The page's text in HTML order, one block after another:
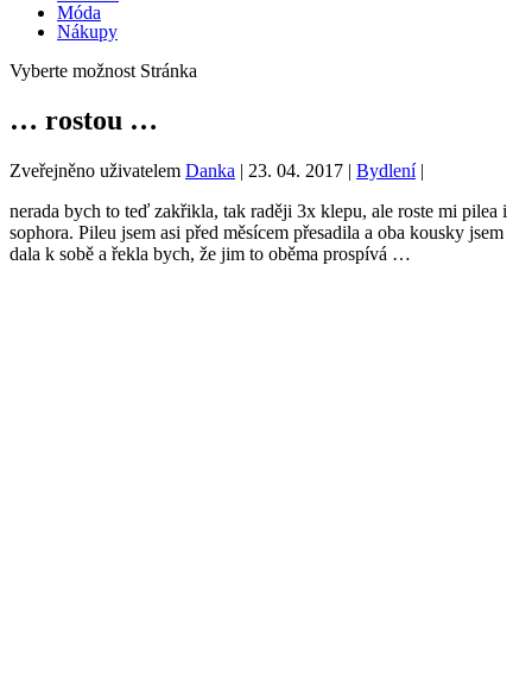
Móda
Nákupy
Vyberte možnost Stránka
… rostou …
Zveřejněno uživatelem Danka | 23. 04. 2017 | Bydlení|
nerada bych to teď zakřikla, tak raději 3x klepu, ale roste mi pilea i
sophora. Pileu jsem asi před měsícem přesadila a oba kousky jsem
dala k sobě a řekla bych, že jim to oběma prospívá …